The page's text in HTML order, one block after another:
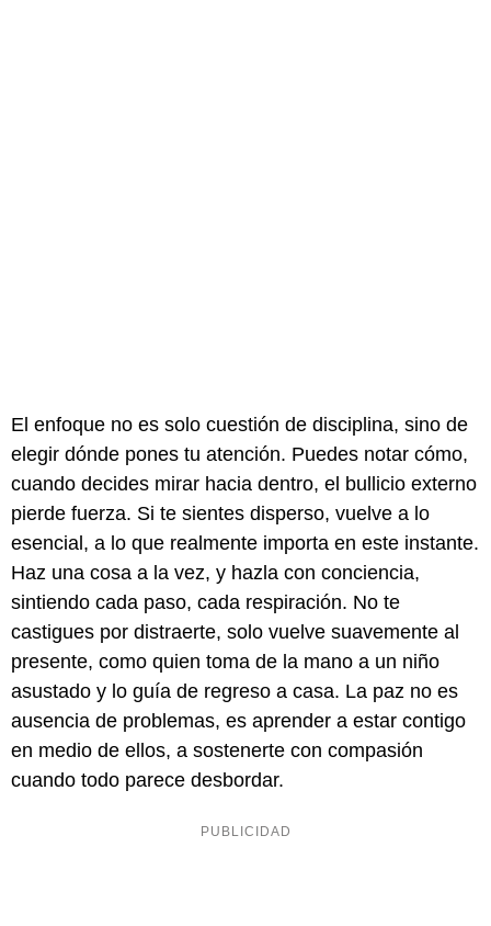
El enfoque no es solo cuestión de disciplina, sino de
elegir dónde pones tu atención. Puedes notar cómo,
cuando decides mirar hacia dentro, el bullicio externo
pierde fuerza. Si te sientes disperso, vuelve a lo
esencial, a lo que realmente importa en este instante.
Haz una cosa a la vez, y hazla con conciencia,
sintiendo cada paso, cada respiración. No te
castigues por distraerte, solo vuelve suavemente al
presente, como quien toma de la mano a un niño
asustado y lo guía de regreso a casa. La paz no es
ausencia de problemas, es aprender a estar contigo
en medio de ellos, a sostenerte con compasión
cuando todo parece desbordar.